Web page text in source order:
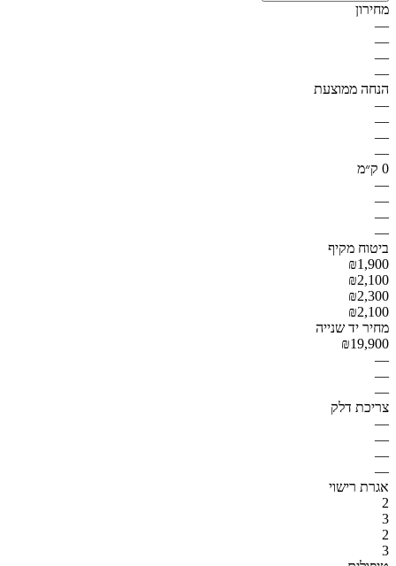
מחירון
—
—
—
—
הנחה ממוצעת
—
—
—
—
0 ק״מ
—
—
—
—
ביטוח מקיף
₪1,900
₪2,100
₪2,300
₪2,100
מחיר יד שנייה
₪19,900
—
—
—
צריכת דלק
—
—
—
—
אגרת רישוי
2
3
2
3